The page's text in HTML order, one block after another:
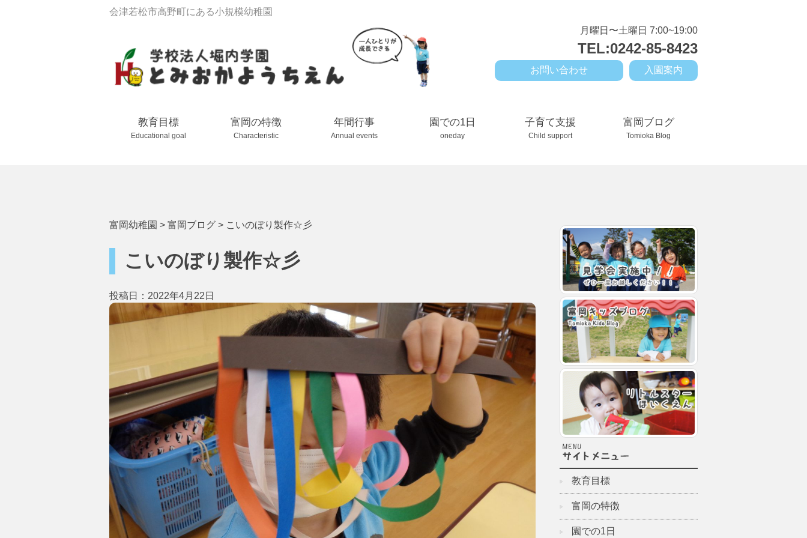
会津若松市高野町にある小規模幼稚園
月曜日〜土曜日 7:00~19:00
TEL:0242-85-8423
入園案内
お問い合わせ
教育目標
Educational goal
富岡の特徴
Characteristic
年間行事
Annual events
園での1日
oneday
子育て支援
Child support
富岡ブログ
Tomioka Blog
富岡幼稚園 > 富岡ブログ > こいのぼり製作☆彡
こいのぼり製作☆彡
投稿日：2022年4月22日
教育目標
富岡の特徴
園での1日